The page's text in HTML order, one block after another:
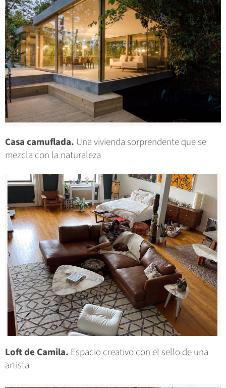
Casa camuflada. Una vivienda sorprendente que se
mezcla con la naturaleza
Loft de Camila. Espacio creativo con el sello de una
artista